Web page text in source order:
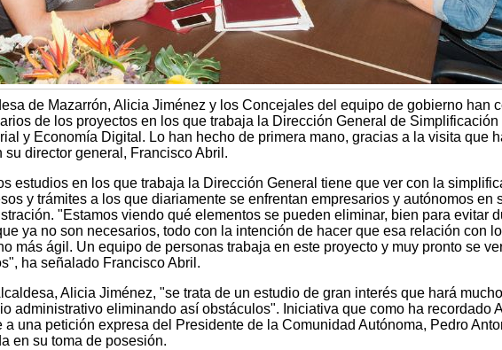
de Mazarrón, Alicia Jiménez y los Concejales del equipo de gobierno han
de los proyectos en los que trabaja la Dirección General de Simplificación
y Economía Digital. Lo han hecho de primera mano, gracias a la visita que
su director general, Francisco Abril.
estudios en los que trabaja la Dirección General tiene que ver con la
y trámites a los que diariamente se enfrentan empresarios y autónomos en
"Estamos viendo qué elementos se pueden eliminar, bien para evitar
ya no son necesarios, todo con la intención de hacer que esa relación con
más ágil. Un equipo de personas trabaja en este proyecto y muy pronto se
ha señalado Francisco Abril.
Alicia Jiménez, "se trata de un estudio de gran interés que hará
administrativo eliminando así obstáculos". Iniciativa que como ha recordado
a una petición expresa del Presidente de la Comunidad Autónoma, Pedro
en su toma de posesión.